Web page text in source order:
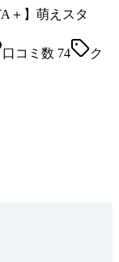
＋】萌えスタ
口コミ数 74
ク